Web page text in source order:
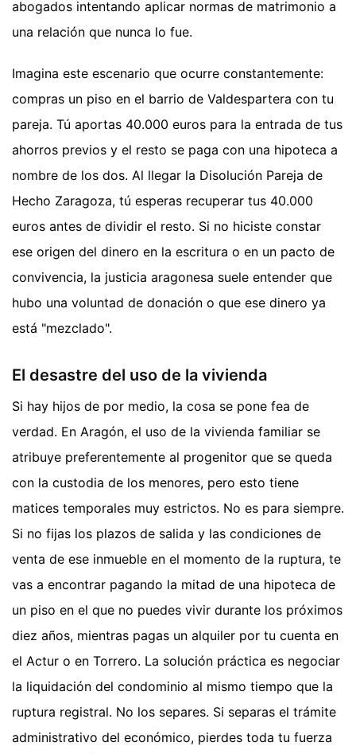
abogados intentando aplicar normas de matrimonio a
una relación que nunca lo fue.
Imagina este escenario que ocurre constantemente:
compras un piso en el barrio de Valdespartera con tu
pareja. Tú aportas 40.000 euros para la entrada de tus
ahorros previos y el resto se paga con una hipoteca a
nombre de los dos. Al llegar la Disolución Pareja de
Hecho Zaragoza, tú esperas recuperar tus 40.000
euros antes de dividir el resto. Si no hiciste constar
ese origen del dinero en la escritura o en un pacto de
convivencia, la justicia aragonesa suele entender que
hubo una voluntad de donación o que ese dinero ya
está "mezclado".
El desastre del uso de la vivienda
Si hay hijos de por medio, la cosa se pone fea de
verdad. En Aragón, el uso de la vivienda familiar se
atribuye preferentemente al progenitor que se queda
con la custodia de los menores, pero esto tiene
matices temporales muy estrictos. No es para siempre.
Si no fijas los plazos de salida y las condiciones de
venta de ese inmueble en el momento de la ruptura, te
vas a encontrar pagando la mitad de una hipoteca de
un piso en el que no puedes vivir durante los próximos
diez años, mientras pagas un alquiler por tu cuenta en
el Actur o en Torrero. La solución práctica es negociar
la liquidación del condominio al mismo tiempo que la
ruptura registral. No los separes. Si separas el trámite
administrativo del económico, pierdes toda tu fuerza